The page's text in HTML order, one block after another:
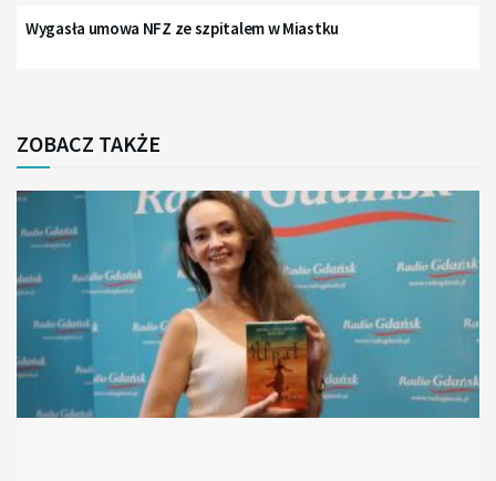
Wygasła umowa NFZ ze szpitalem w Miastku
ZOBACZ TAKŻE